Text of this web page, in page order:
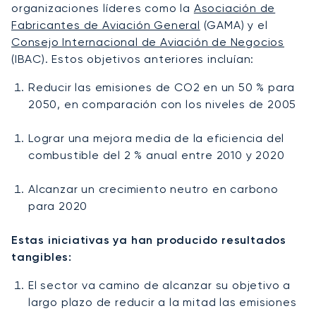
organizaciones líderes como la Asociación de
Fabricantes de Aviación General (GAMA) y el
Consejo Internacional de Aviación de Negocios
(IBAC). Estos objetivos anteriores incluían:
Reducir las emisiones de CO2 en un 50 % para
2050, en comparación con los niveles de 2005
Lograr una mejora media de la eficiencia del
combustible del 2 % anual entre 2010 y 2020
Alcanzar un crecimiento neutro en carbono
para 2020
Estas iniciativas ya han producido resultados
tangibles:
El sector va camino de alcanzar su objetivo a
largo plazo de reducir a la mitad las emisiones